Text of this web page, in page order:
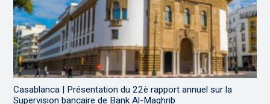
Casablanca | Présentation du 22è rapport annuel sur la
Supervision bancaire de Bank Al-Maghrib